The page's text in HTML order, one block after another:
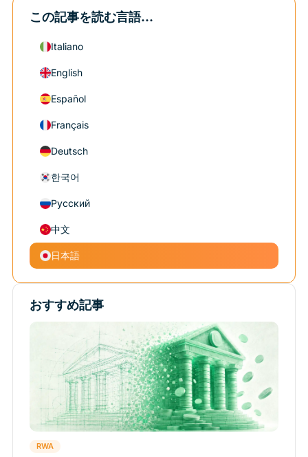
この記事を読む言語...
Italiano
English
Español
Français
Deutsch
한국어
Русский
中文
日本語
おすすめ記事
RWA